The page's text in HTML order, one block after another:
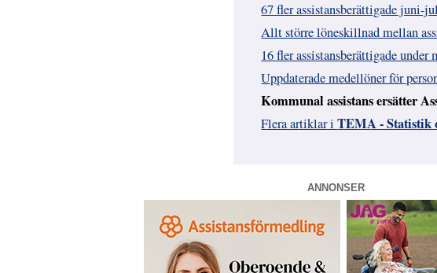
67 fler assistansberättigade juni-
Allt större löneskillnad mellan
16 fler assistansberättigade under
Uppdaterade medellöner för
Kommunal assistans ersätter
Flera artiklar iTEMA - Statistik
ANNONSER